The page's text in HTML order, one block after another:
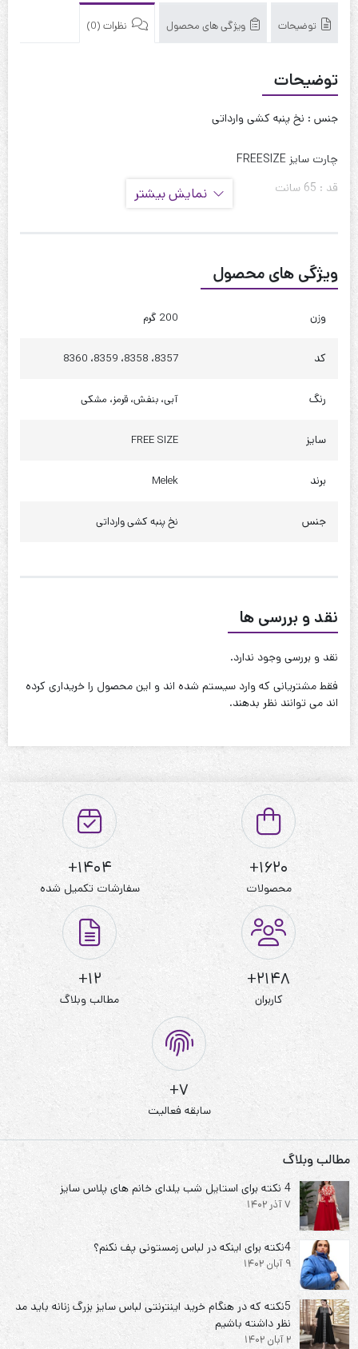
توضیحات ویژگی های محصول نظرات (0)
توضیحات
جنس : نخ پنبه کشی وارداتی
چارت سایز FREESIZE
قد : 65 سانت
دور بازو : 45 سانت
دور باسن : 115 تا 125
کیفیت دوخت:عالی
نمایش بیشتر
ویژگی های محصول
وزن 200 گرم
کد 8357، 8358، 8359، 8360
رنگ آبی، بنفش، قرمز، مشکی
سایز FREE SIZE
برند Melek
جنس نخ پنبه کشی وارداتی
نقد و بررسی ها
نقد و بررسی وجود ندارد.
فقط مشتریانی که وارد سیستم شده اند و این محصول را خریداری کرده
اند می توانند نظر بدهند.
1620+
محصولات
1404+
سفارشات تکمیل شده
2148+
کاربران
12+
مطالب وبلاگ
7+
سابقه فعالیت
مطالب وبلاگ
4 نکته برای استایل شب یلدای خانم های پلاس سایز
7 آذر 1402
4نکته برای اینکه در لباس زمستونی پف نکنم؟
9 آبان 1402
5نکته که در هنگام خرید اینترنتی لباس سایز بزرگ زنانه باید مد
نظر داشته باشیم
2 آبان 1402